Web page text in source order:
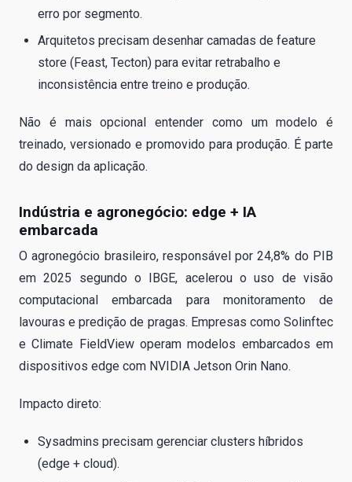
erro por segmento.
Arquitetos precisam desenhar camadas de feature
store (Feast, Tecton) para evitar retrabalho e
inconsistência entre treino e produção.
Não é mais opcional entender como um modelo é
treinado, versionado e promovido para produção. É parte
do design da aplicação.
Indústria e agronegócio: edge + IA
embarcada
O agronegócio brasileiro, responsável por 24,8% do PIB
em 2025 segundo o IBGE, acelerou o uso de visão
computacional embarcada para monitoramento de
lavouras e predição de pragas. Empresas como Solinftec
e Climate FieldView operam modelos embarcados em
dispositivos edge com NVIDIA Jetson Orin Nano.
Impacto direto:
Sysadmins precisam gerenciar clusters híbridos
(edge + cloud).